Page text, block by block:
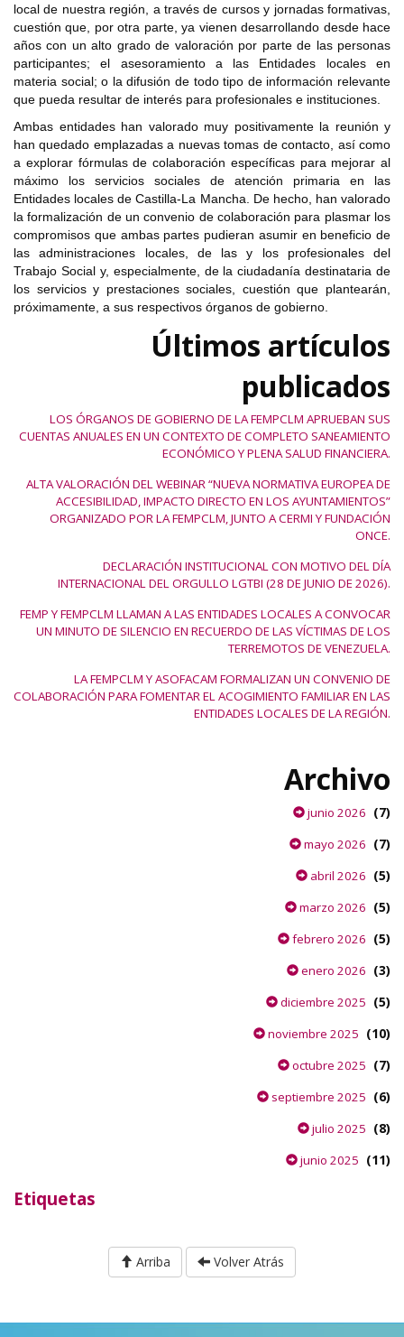
local de nuestra región, a través de cursos y jornadas formativas,
cuestión que, por otra parte, ya vienen desarrollando desde hace
años con un alto grado de valoración por parte de las personas
participantes; el asesoramiento a las Entidades locales en
materia social; o la difusión de todo tipo de información relevante
que pueda resultar de interés para profesionales e instituciones.
Ambas entidades han valorado muy positivamente la reunión y
han quedado emplazadas a nuevas tomas de contacto, así como
a explorar fórmulas de colaboración específicas para mejorar al
máximo los servicios sociales de atención primaria en las
Entidades locales de Castilla-La Mancha. De hecho, han valorado
la formalización de un convenio de colaboración para plasmar los
compromisos que ambas partes pudieran asumir en beneficio de
las administraciones locales, de las y los profesionales del
Trabajo Social y, especialmente, de la ciudadanía destinataria de
los servicios y prestaciones sociales, cuestión que plantearán,
próximamente, a sus respectivos órganos de gobierno.
Últimos artículos
publicados
LOS ÓRGANOS DE GOBIERNO DE LA FEMPCLM APRUEBAN SUS
CUENTAS ANUALES EN UN CONTEXTO DE COMPLETO SANEAMIENTO
ECONÓMICO Y PLENA SALUD FINANCIERA.
ALTA VALORACIÓN DEL WEBINAR “NUEVA NORMATIVA EUROPEA DE
ACCESIBILIDAD, IMPACTO DIRECTO EN LOS AYUNTAMIENTOS”
ORGANIZADO POR LA FEMPCLM, JUNTO A CERMI Y FUNDACIÓN
ONCE.
DECLARACIÓN INSTITUCIONAL CON MOTIVO DEL DÍA
INTERNACIONAL DEL ORGULLO LGTBI (28 DE JUNIO DE 2026).
FEMP Y FEMPCLM LLAMAN A LAS ENTIDADES LOCALES A CONVOCAR
UN MINUTO DE SILENCIO EN RECUERDO DE LAS VÍCTIMAS DE LOS
TERREMOTOS DE VENEZUELA.
LA FEMPCLM Y ASOFACAM FORMALIZAN UN CONVENIO DE
COLABORACIÓN PARA FOMENTAR EL ACOGIMIENTO FAMILIAR EN LAS
ENTIDADES LOCALES DE LA REGIÓN.
Archivo
junio 2026 (7)
mayo 2026 (7)
abril 2026 (5)
marzo 2026 (5)
febrero 2026 (5)
enero 2026 (3)
diciembre 2025 (5)
noviembre 2025 (10)
octubre 2025 (7)
septiembre 2025 (6)
julio 2025 (8)
junio 2025 (11)
Etiquetas
Arriba Volver Atrás